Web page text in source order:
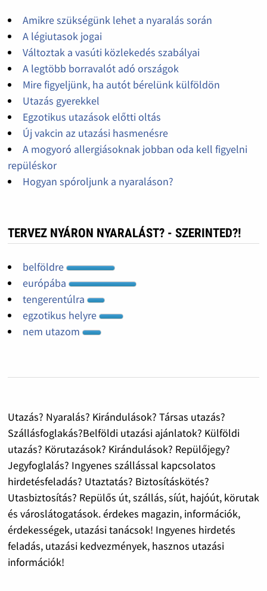
Amikre szükségünk lehet a nyaralás során
A légiutasok jogai
Változtak a vasúti közlekedés szabályai
A legtöbb borravalót adó országok
Mire figyeljünk, ha autót bérelünk külföldön
Utazás gyerekkel
Egzotikus utazások előtti oltás
Új vakcin az utazási hasmenésre
A mogyoró allergiásoknak jobban oda kell figyelni
repüléskor
Hogyan spóroljunk a nyaraláson?
TERVEZ NYÁRON NYARALÁST? - SZERINTED?!
belföldre
európába
tengerentúlra
egzotikus helyre
nem utazom
Utazás? Nyaralás? Kirándulások? Társas utazás?
Szállásfoglakás?Belföldi utazási ajánlatok? Külföldi
utazás? Körutazások? Kirándulások? Repülőjegy?
Jegyfoglalás? Ingyenes szállással kapcsolatos
hirdetésfeladás? Utaztatás? Biztosításkötés?
Utasbiztosítás? Repülős út, szállás, síút, hajóút, körutak
és városlátogatások. érdekes magazin, információk,
érdekességek, utazási tanácsok! Ingyenes hirdetés
feladás, utazási kedvezmények, hasznos utazási
információk!